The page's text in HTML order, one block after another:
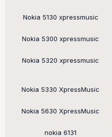
Nokia 5130 xpressmusic
Nokia 5300 xpressmusic
Nokia 5320 xpressmusic
Nokia 5330 XpressMusic
Nokia 5630 XpressMusic
nokia 6131